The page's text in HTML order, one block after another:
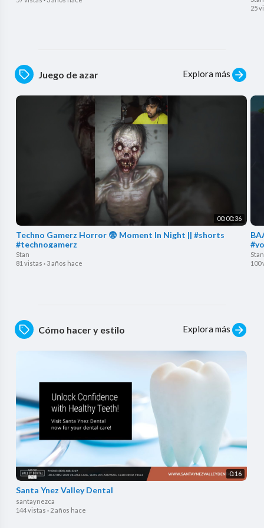
25
Juego de azar Explora más
00:00:36
Techno Gamerz Horror 😨 Moment In Night || #shorts
#technogamerz
Stan
81 vistas · 3 años hace
Stan
100
Cómo hacer y estilo Explora más
0:16
Santa Ynez Valley Dental
santaynezca
144 vistas · 2 años hace